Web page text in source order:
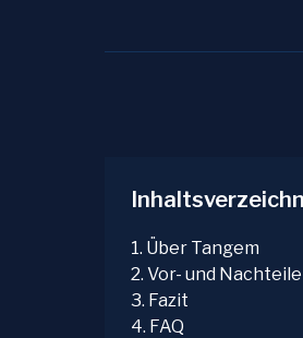
1. Über Tangem
2. Vor- und
3. Fazit
4. FAQ